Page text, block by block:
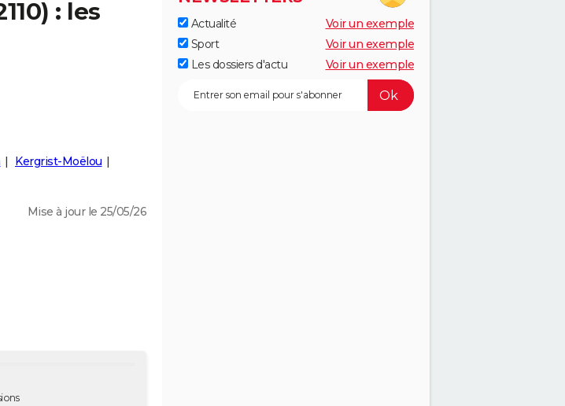
: les
Kergrist-Moëlou
Mise à jour le 25/05/26
Actualité
Voir un exemple
Sport
Voir un exemple
Les dossiers d'actu
Voir un exemple